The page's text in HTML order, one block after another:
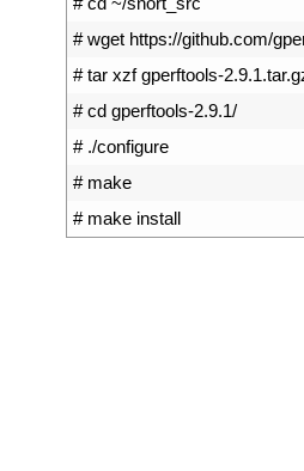
# wget https://github.com/
# tar xzf gperftools-
# cd gperftools-2.9.1/
# ./configure
# make
# make install